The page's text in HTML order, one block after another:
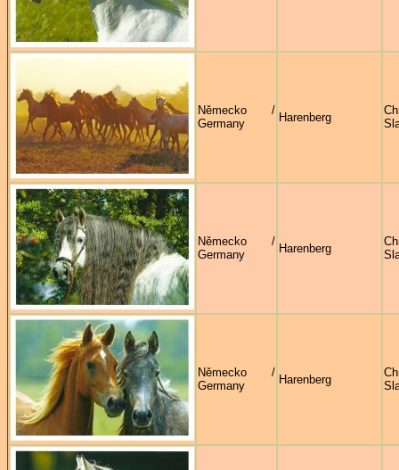
Německo /
Germany
Harenberg
Německo /
Germany
Harenberg
Německo /
Germany
Harenberg